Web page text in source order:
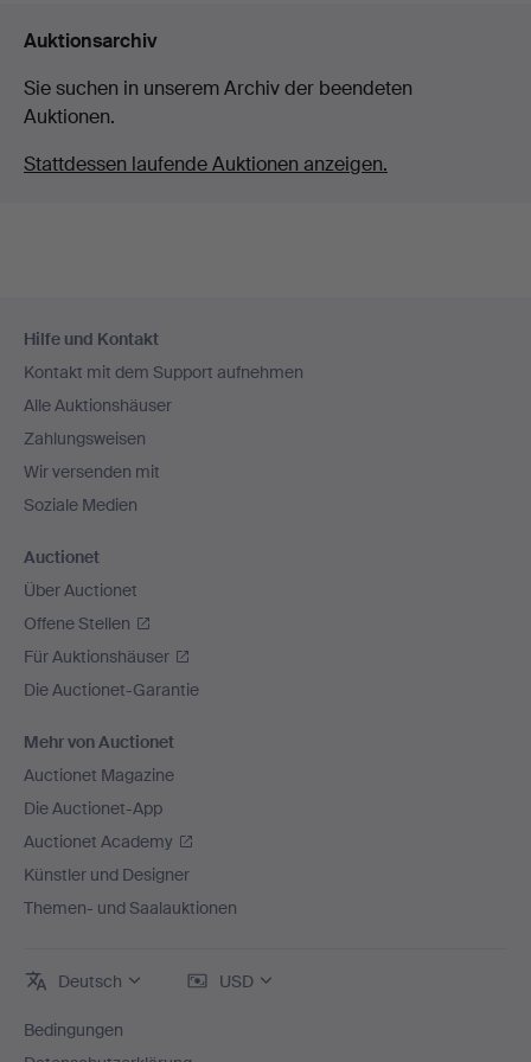
Auktionsarchiv
Sie suchen in unserem Archiv der beendeten
Auktionen.
Stattdessen laufende Auktionen anzeigen.
Navigation
Hilfe und Kontakt
Kontakt mit dem Support aufnehmen
Alle Auktionshäuser
Zahlungsweisen
Wir versenden mit
Soziale Medien
Auctionet
Über Auctionet
Offene Stellen
Für Auktionshäuser
Die Auctionet-Garantie
Mehr von Auctionet
Auctionet Magazine
Die Auctionet-App
Auctionet Academy
Künstler und Designer
Themen- und Saalauktionen
Deutsch USD
Bedingungen